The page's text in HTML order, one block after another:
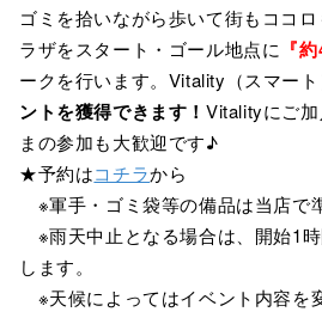
ゴミを拾いながら歩いて街もココ
ラザをスタート・ゴール地点に 『
ークを行います。Vitality（スマー
ントを獲得できます！ Vitalityにご
まの参加も大歓迎です♪
★予約はコチラから
※軍手・ゴミ袋等の備品は当店で
※雨天中止となる場合は、開始1
します。
※天候によってはイベント内容を